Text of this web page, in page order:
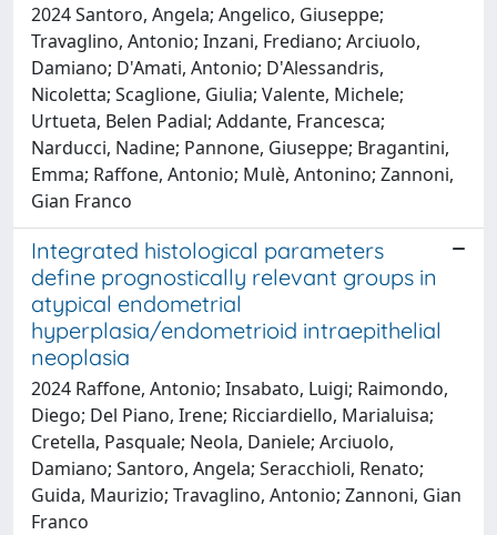
2024 Santoro, Angela; Angelico, Giuseppe;
Travaglino, Antonio; Inzani, Frediano; Arciuolo,
Damiano; D'Amati, Antonio; D'Alessandris,
Nicoletta; Scaglione, Giulia; Valente, Michele;
Urtueta, Belen Padial; Addante, Francesca;
Narducci, Nadine; Pannone, Giuseppe; Bragantini,
Emma; Raffone, Antonio; Mulè, Antonino; Zannoni,
Gian Franco
Integrated histological parameters
define prognostically relevant groups in
atypical endometrial
hyperplasia/endometrioid intraepithelial
neoplasia
2024 Raffone, Antonio; Insabato, Luigi; Raimondo,
Diego; Del Piano, Irene; Ricciardiello, Marialuisa;
Cretella, Pasquale; Neola, Daniele; Arciuolo,
Damiano; Santoro, Angela; Seracchioli, Renato;
Guida, Maurizio; Travaglino, Antonio; Zannoni, Gian
Franco